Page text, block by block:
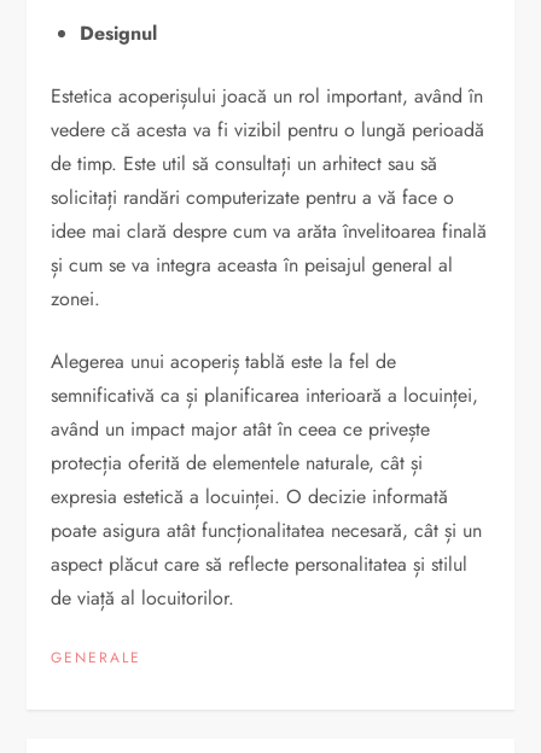
Designul
Estetica acoperișului joacă un rol important, având în
vedere că acesta va fi vizibil pentru o lungă perioadă
de timp. Este util să consultați un arhitect sau să
solicitați randări computerizate pentru a vă face o
idee mai clară despre cum va arăta învelitoarea finală
și cum se va integra aceasta în peisajul general al
zonei.
Alegerea unui acoperiș tablă este la fel de
semnificativă ca și planificarea interioară a locuinței,
având un impact major atât în ceea ce privește
protecția oferită de elementele naturale, cât și
expresia estetică a locuinței. O decizie informată
poate asigura atât funcționalitatea necesară, cât și un
aspect plăcut care să reflecte personalitatea și stilul
de viață al locuitorilor.
GENERALE